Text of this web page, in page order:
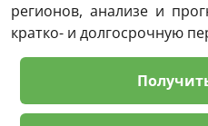
регионов, анализе и
кратко- и долгосрочную